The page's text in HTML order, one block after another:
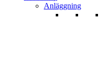
Anläggning